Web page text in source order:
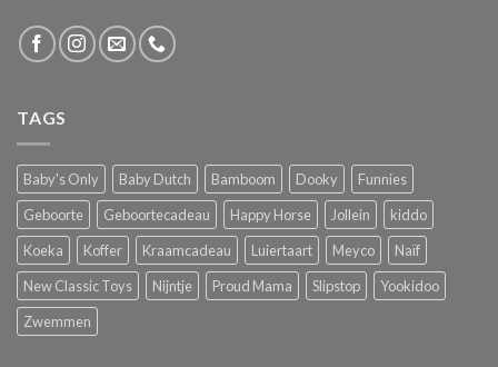
TAGS
Baby's Only Baby Dutch Bamboom Dooky
Funnies
Geboorte
Geboortecadeau Happy Horse Jollein
kiddo
Koeka
Koffer Kraamcadeau Luiertaart Meyco
Naïf
New Classic Toys
Nijntje Proud Mama Slipstop
Yookidoo
Zwemmen